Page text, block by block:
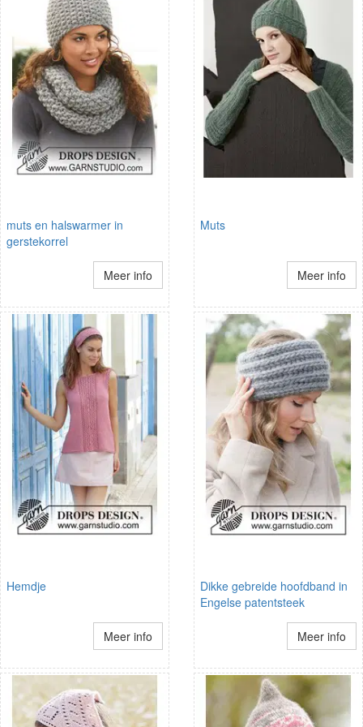
muts en halswarmer in
gerstekorrel
Meer info
Muts
Meer info
Hemdje
Meer info
Dikke gebreide hoofdband in
Engelse patentsteek
Meer info